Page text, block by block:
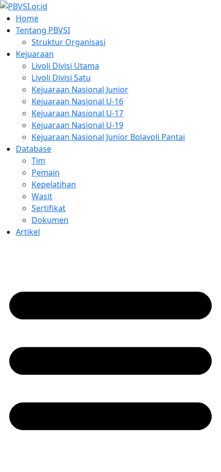
Home
Tentang PBVSI
Struktur Organisasi
Kejuaraan
Livoli Divisi Utama
Livoli Divisi Satu
Kejuaraan Nasional Junior
Kejuaraan Nasional U-16
Kejuaraan Nasional U-17
Kejuaraan Nasional U-19
Kejuaraan Nasional Junior Bolavoli Pantai
Database
Tim
Pemain
Kepelatihan
Wasit
Sertifikat
Dokumen
Artikel